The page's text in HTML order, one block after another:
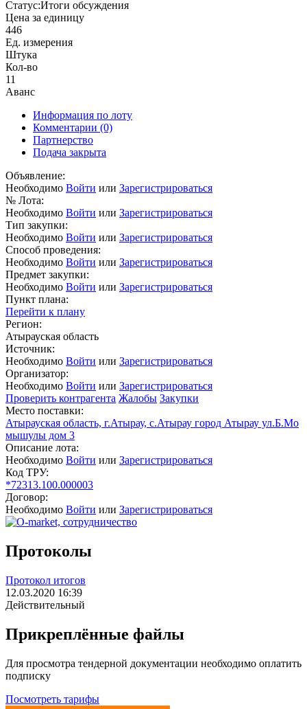
Статус:Итоги обсуждения
Цена за единицу
446
Ед. измерения
Штука
Кол-во
11
Аванс
Информация по лоту
Комментарии (0)
Партнерство
Подача закрыта
Объявление:
Необходимо Войти или Зарегистрироваться
№ Лота:
Необходимо Войти или Зарегистрироваться
Тип закупки:
Необходимо Войти или Зарегистрироваться
Способ проведения:
Необходимо Войти или Зарегистрироваться
Предмет закупки:
Необходимо Войти или Зарегистрироваться
Пункт плана:
Перейти к плану
Регион:
Атырауская область
Источник:
Необходимо Войти или Зарегистрироваться
Организатор:
Необходимо Войти или Зарегистрироваться
Проверить контрагента Жалобы Закупки
Место поставки:
Атырауская область, г.Атырау, с.Атырау город Атырау ул.Б.Мо
мышулы дом 3
Описание лота:
Необходимо Войти или Зарегистрироваться
Код ТРУ:
*72313.100.000003
Договор:
Необходимо Войти или Зарегистрироваться
Протоколы
Протокол итогов
12.03.2020 16:39
Действительный
Прикреплённые файлы
Для просмотра тендерной документации необходимо оплатить
подписку
Посмотреть тарифы